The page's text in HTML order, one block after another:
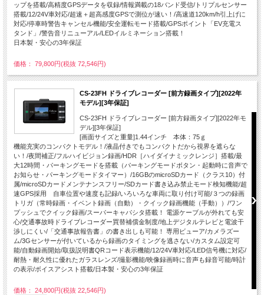
ップを搭載/高精度GPSデータを収録/情報満載の18バンド受信/トリプルセンサー
搭載/12/24V車対応/超速＋超高感度GPSで測位が速い！/高速道120km/h引上げに
対応/停車時警告キャンセル機能/安全運転モード搭載/GPSポイント「EV充電ス
タンド」/警告音リニューアル/LEDイルミネーション搭載！
日本製・安心の3年保証
価格： 79,800円(税抜 72,546円)
CS-23FH ドライブレコーダー [前方録画タイプ][2022年
モデル][3年保証]
CS-23FH ドライブレコーダー [前方録画タイプ][2022年モ
デル][3年保証]
[画面サイズと重量]1.44インチ 本体：75ｇ
機能充実のコンパクトモデル！/液晶付きでもコンパクトだから視界を遮らな
い！/夜間補正/フルハイビジョン録画/HDR［ハイダイナミックレンジ］搭載/最
大12時間・パーキングモードを搭載（パーキングモードボタン・起動時に音声で
お知らせ・パーキングモードタイマー）/16GBのmicroSDカード（クラス10）付
属/microSDカードメンテナンスフリー/SDカード書き込み禁止モード検知機能/超
速GPS採用 自車位置や速度も記録/いろいろな車両に取り付け可能/３つの録画
トリガ（常時録画・イベント録画（自動）・クイック録画機能（手動））/ワン
プッシュでクイック録画/スーパーキャパシタ搭載！ 電源ケーブルが外れても安
心/交通事故時ドライブレコーダー買替補償金制度/地上デジタルテレビと電波干
渉しにくい/「交通事故報告書」の書き出しも可能！ 専用ビューア/カメラズー
ム/3Gセンサーが付いているから録画のタイミングを逃さない/カスタム設定可
能/自動録画開始/取扱説明書QRコード表示機能/12/24V車対応/LED信号機に対応/
耐熱・耐久性に優れたガラスレンズ/撮影機能/映像録画時に音声も録音可能/時計
の表示/ボイスアシスト搭載/日本製・安心の3年保証
価格： 24,800円(税抜 22,546円)